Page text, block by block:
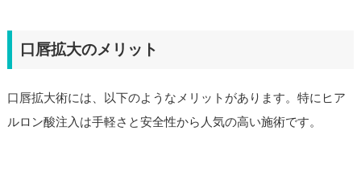
口唇拡大のメリット
口唇拡大術には、以下のようなメリットがあります。特にヒア
ルロン酸注入は手軽さと安全性から人気の高い施術です。